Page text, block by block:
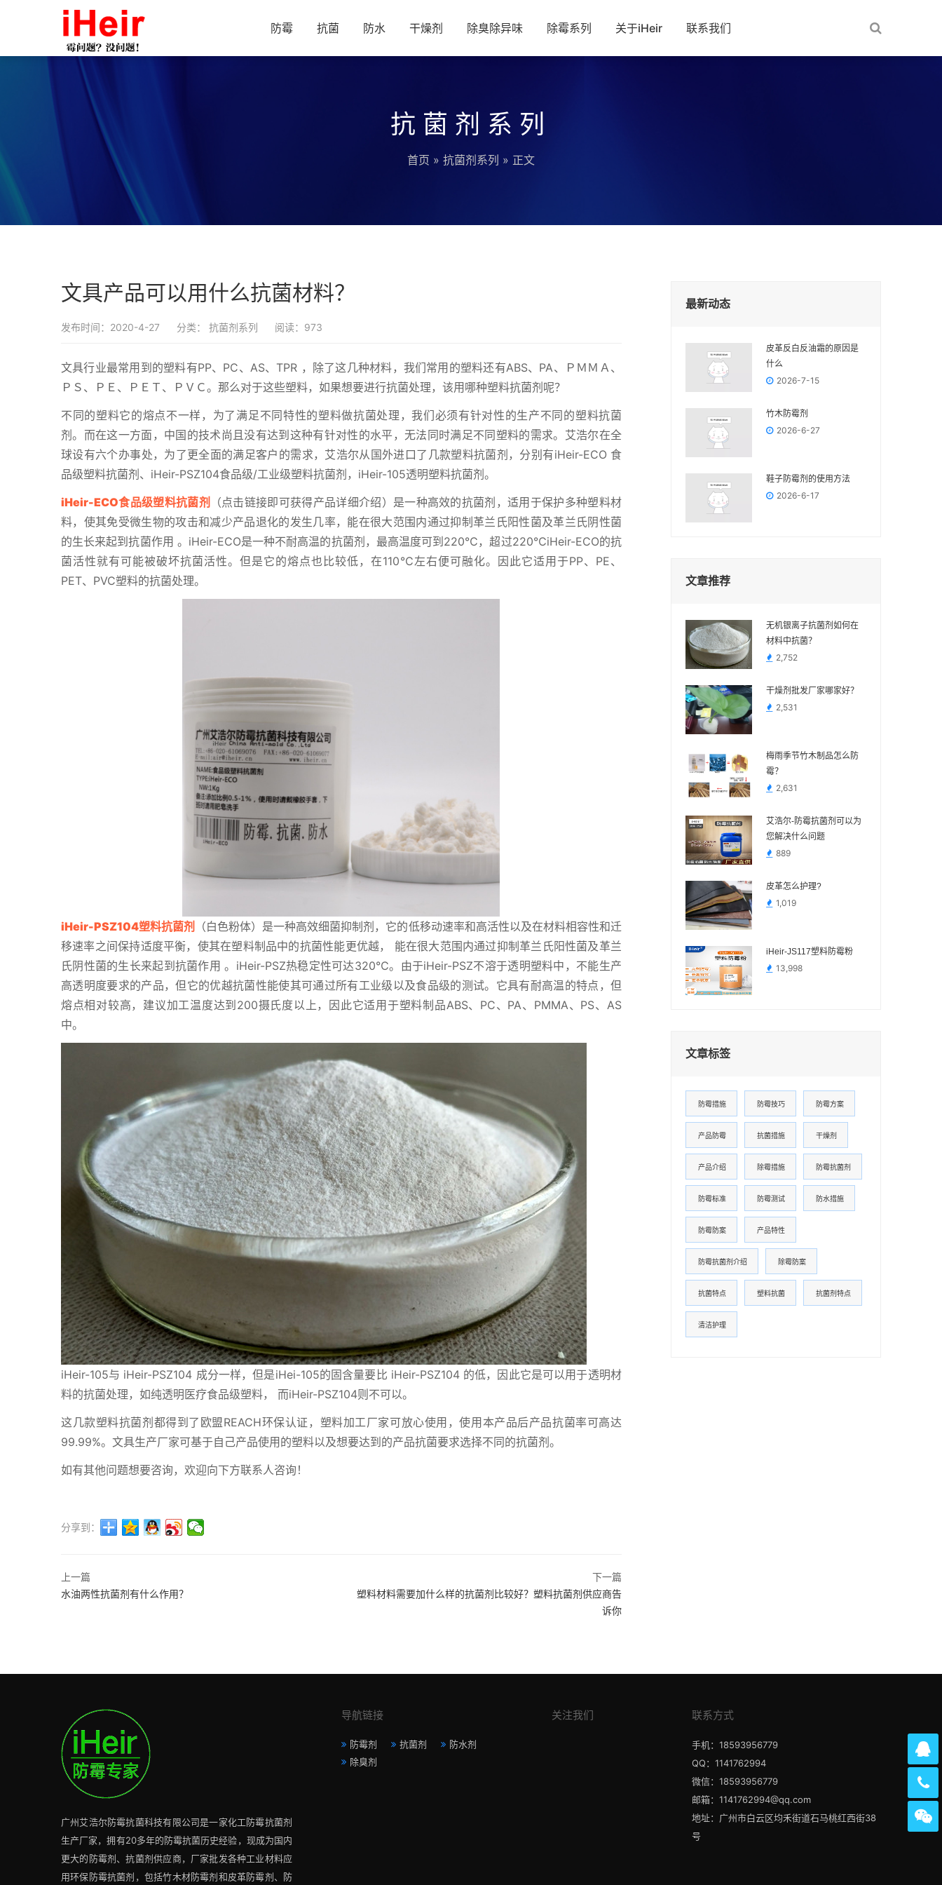
防霉 抗菌 防水 干燥剂 除臭除异味 除霉系列 关于iHeir 联系我们
抗菌剂系列
首页 » 抗菌剂系列 » 正文
文具产品可以用什么抗菌材料？
发布时间：2020-4-27 分类： 抗菌剂系列 阅读：973
文具行业最常用到的塑料有PP、PC、AS、TPR ，除了这几种材料，我们常用的塑料还有ABS、PA、ＰＭＭＡ、
ＰＳ、ＰＥ、ＰＥＴ、ＰＶＣ。那么对于这些塑料，如果想要进行抗菌处理，该用哪种塑料抗菌剂呢？
不同的塑料它的熔点不一样，为了满足不同特性的塑料做抗菌处理，我们必须有针对性的生产不同的塑料抗菌
剂。而在这一方面，中国的技术尚且没有达到这种有针对性的水平，无法同时满足不同塑料的需求。艾浩尔在全
球设有六个办事处，为了更全面的满足客户的需求，艾浩尔从国外进口了几款塑料抗菌剂，分别有iHeir-ECO 食
品级塑料抗菌剂、iHeir-PSZ104食品级/工业级塑料抗菌剂，iHeir-105透明塑料抗菌剂。
iHeir-ECO食品级塑料抗菌剂
（点击链接即可获得产品详细介绍）是一种高效的抗菌剂，适用于保护多种塑料材
料，使其免受微生物的攻击和减少产品退化的发生几率，能在很大范围内通过抑制革兰氏阳性菌及革兰氏阴性菌
的生长来起到抗菌作用 。iHeir-ECO是一种不耐高温的抗菌剂，最高温度可到220℃，超过220℃iHeir-ECO的抗
菌活性就有可能被破坏抗菌活性。但是它的熔点也比较低，在110℃左右便可融化。因此它适用于PP、PE、
PET、PVC塑料的抗菌处理。
iHeir-PSZ104塑料抗菌剂
（白色粉体）是一种高效细菌抑制剂，它的低移动速率和高活性以及在材料相容性和迁
移速率之间保持适度平衡，使其在塑料制品中的抗菌性能更优越， 能在很大范围内通过抑制革兰氏阳性菌及革兰
氏阴性菌的生长来起到抗菌作用 。iHeir-PSZ热稳定性可达320℃。由于iHeir-PSZ不溶于透明塑料中，不能生产
高透明度要求的产品，但它的优越抗菌性能使其可通过所有工业级以及食品级的测试。它具有耐高温的特点，但
熔点相对较高，建议加工温度达到200摄氏度以上，因此它适用于塑料制品ABS、PC、PA、PMMA、PS、AS
中。
iHeir-105与 iHeir-PSZ104 成分一样，但是iHei-105的固含量要比 iHeir-PSZ104 的低，因此它是可以用于透明材
料的抗菌处理，如纯透明医疗食品级塑料， 而iHeir-PSZ104则不可以。
这几款塑料抗菌剂都得到了欧盟REACH环保认证，塑料加工厂家可放心使用，使用本产品后产品抗菌率可高达
99.99%。文具生产厂家可基于自己产品使用的塑料以及想要达到的产品抗菌要求选择不同的抗菌剂。
如有其他问题想要咨询，欢迎向下方联系人咨询！
分享到：
上一篇
水油两性抗菌剂有什么作用？
下一篇
塑料材料需要加什么样的抗菌剂比较好？塑料抗菌剂供应商告
诉你
最新动态
皮革反白反油霜的原因是
什么
2026-7-15
竹木防霉剂
2026-6-27
鞋子防霉剂的使用方法
2026-6-17
文章推荐
无机银离子抗菌剂如何在
材料中抗菌？
2,752
干燥剂批发厂家哪家好？
2,531
梅雨季节竹木制品怎么防
霉？
2,631
艾浩尔-防霉抗菌剂可以为
您解决什么问题
889
皮革怎么护理?
1,019
iHeir-JS117塑料防霉粉
13,998
文章标签
防霉措施 防霉技巧 防霉方案
产品防霉 抗菌措施 干燥剂
产品介绍 除霉措施 防霉抗菌剂
防霉标准 防霉测试 防水措施
防霉防案 产品特性
防霉抗菌剂介绍 除霉防案
抗菌特点 塑料抗菌 抗菌剂特点
清洁护理
广州艾浩尔防霉抗菌科技有限公司是一家化工防霉抗菌剂
生产厂家，拥有20多年的防霉抗菌历史经验，现成为国内
更大的防霉剂、抗菌剂供应商，厂家批发各种工业材料应
用环保防霉抗菌剂，包括竹木材防霉剂和皮革防霉剂、防
导航链接
防霉剂 抗菌剂
防水剂
除臭剂
关注我们 联系方式
手机：18593956779
QQ：1141762994
微信：18593956779
邮箱：1141762994@qq.com
地址：广州市白云区均禾街道石马桃红西街38
号